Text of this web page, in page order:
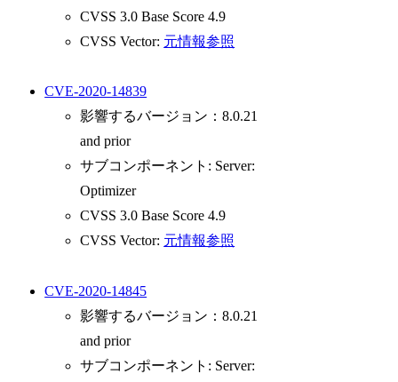
CVSS 3.0 Base Score 4.9
CVSS Vector: 元情報参照
CVE-2020-14839
影響するバージョン：8.0.21
and prior
サブコンポーネント: Server:
Optimizer
CVSS 3.0 Base Score 4.9
CVSS Vector: 元情報参照
CVE-2020-14845
影響するバージョン：8.0.21
and prior
サブコンポーネント: Server: